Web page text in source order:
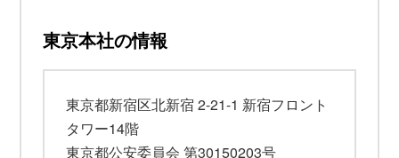
東京本社の情報
東京都新宿区北新宿 2-21-1 新宿フロント
タワー14階
東京都公安委員会 第30150203号